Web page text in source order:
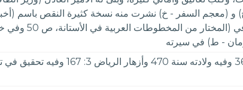
(معجم السفر - خ) نشرت منه نسخة كثيرة النقص باسم
- ط) في سيرته
الأعلام 1: 215& ابن خلكان 1: 31